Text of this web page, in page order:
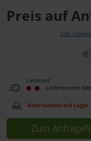
Preis auf
zzgl.
Lieferzeit:
Liefertermin
Alternativen auf Lager
Zum